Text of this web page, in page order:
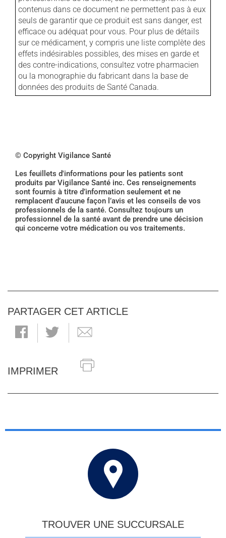
contenus dans ce document ne permettent pas à eux
seuls de garantir que ce produit est sans danger, est
efficace ou adéquat pour vous. Pour plus de détails
sur ce médicament, y compris une liste complète des
effets indésirables possibles, des mises en garde et
des contre-indications, consultez votre pharmacien
ou la monographie du fabricant dans la base de
données des produits de Santé Canada.
© Copyright Vigilance Santé
Les feuillets d'informations pour les patients sont
produits par Vigilance Santé inc. Ces renseignements
sont fournis à titre d’information seulement et ne
remplacent d’aucune façon l’avis et les conseils de vos
professionnels de la santé. Consultez toujours un
professionnel de la santé avant de prendre une décision
qui concerne votre médication ou vos traitements.
PARTAGER CET ARTICLE
IMPRIMER
TROUVER UNE SUCCURSALE